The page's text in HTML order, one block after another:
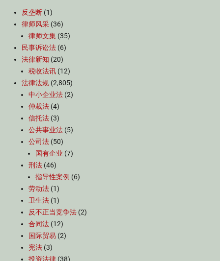
反垄断 (1)
律师风采 (36)
律师文集 (35)
民事诉讼法 (6)
法律新知 (20)
税收法讯 (12)
法律法规 (2,805)
中小企业法 (2)
仲裁法 (4)
信托法 (3)
公共事业法 (5)
公司法 (50)
国有企业 (7)
刑法 (46)
指导性案例 (6)
劳动法 (1)
卫生法 (1)
反不正当竞争法 (2)
合同法 (12)
国际贸易 (2)
宪法 (3)
投资法律 (38)